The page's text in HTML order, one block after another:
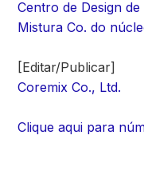
Centro de Design
Mistura Co. do
[Editar/Publicar]
Coremix Co., Ltd.
Clique aqui para